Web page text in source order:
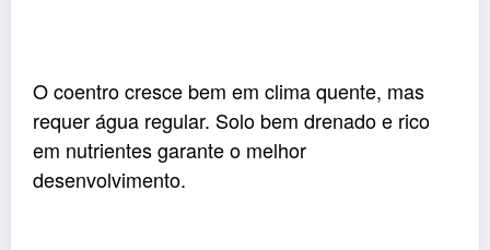
O coentro cresce bem em clima quente, mas
requer água regular. Solo bem drenado e rico
em nutrientes garante o melhor
desenvolvimento.